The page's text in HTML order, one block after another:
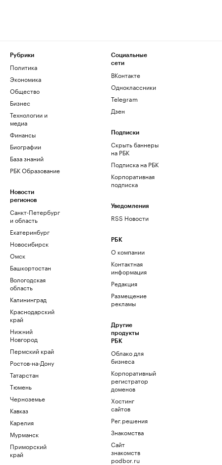
Рубрики
Политика
Экономика
Общество
Бизнес
Технологии и
медиа
Финансы
Биографии
База знаний
РБК Образование
Новости
регионов
Санкт-Петербург
и область
Екатеринбург
Новосибирск
Омск
Башкортостан
Вологодская
область
Калининград
Краснодарский
край
Нижний
Новгород
Пермский край
Ростов-на-Дону
Татарстан
Тюмень
Черноземье
Кавказ
Карелия
Мурманск
Приморский
край
Социальные
сети
ВКонтакте
Одноклассники
Telegram
Дзен
Подписки
Скрыть баннеры
на РБК
Подписка на РБК
Корпоративная
подписка
Уведомления
RSS Новости
РБК
О компании
Контактная
информация
Редакция
Размещение
рекламы
Другие
продукты
РБК
Облако для
бизнеса
Корпоративный
регистратор
доменов
Хостинг
сайтов
Рег.решения
Знакомства
Сайт
знакомств
podbor.ru